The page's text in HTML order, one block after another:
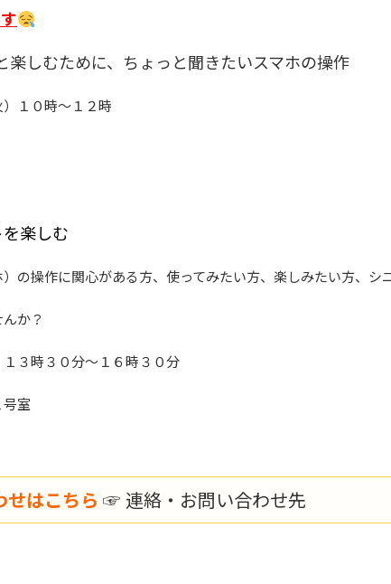
楽しむために、ちょっと聞きたいスマホの操作
１０時～１２時
楽しむ
の操作に関心がある方、使ってみたい方、楽しみたい方、シ
か？
１３時３０分～１６時３０分
室
せはこちら ☞ 連絡・お問い合わせ先